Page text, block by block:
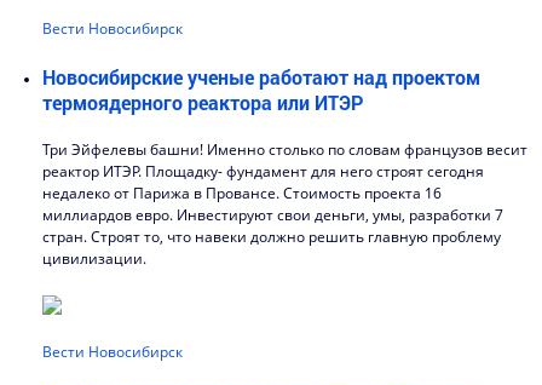
Вести Новосибирск
Новосибирские ученые работают над проектом
термоядерного реактора или ИТЭР
Три Эйфелевы башни! Именно столько по словам французов весит
реактор ИТЭР. Площадку- фундамент для него строят сегодня
недалеко от Парижа в Провансе. Стоимость проекта 16
миллиардов евро. Инвестируют свои деньги, умы, разработки 7
стран. Строят то, что навеки должно решить главную проблему
цивилизации.
Вести Новосибирск